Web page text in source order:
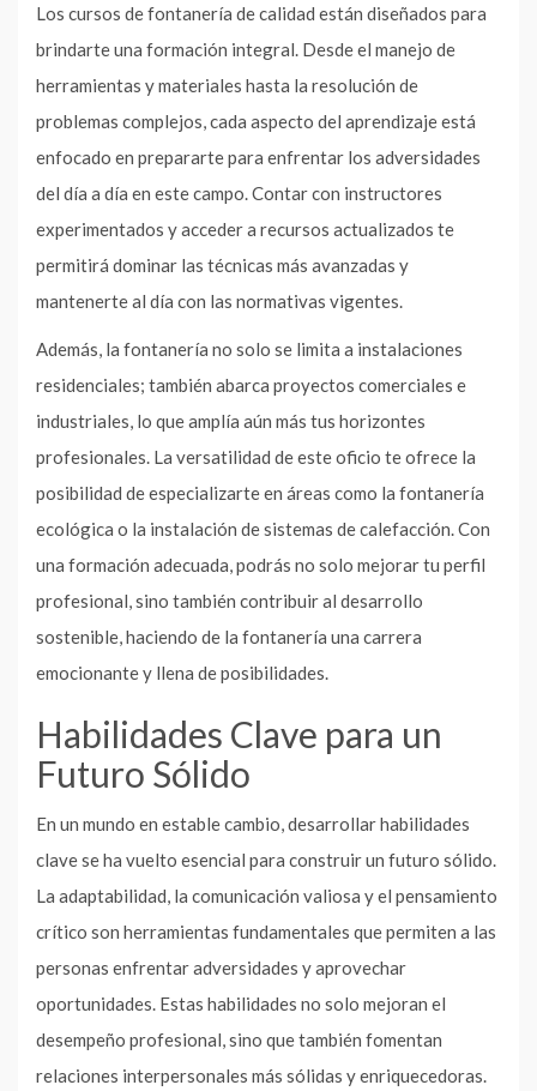
Los cursos de fontanería de calidad están diseñados para
brindarte una formación integral. Desde el manejo de
herramientas y materiales hasta la resolución de
problemas complejos, cada aspecto del aprendizaje está
enfocado en prepararte para enfrentar los adversidades
del día a día en este campo. Contar con instructores
experimentados y acceder a recursos actualizados te
permitirá dominar las técnicas más avanzadas y
mantenerte al día con las normativas vigentes.
Además, la fontanería no solo se limita a instalaciones
residenciales; también abarca proyectos comerciales e
industriales, lo que amplía aún más tus horizontes
profesionales. La versatilidad de este oficio te ofrece la
posibilidad de especializarte en áreas como la fontanería
ecológica o la instalación de sistemas de calefacción. Con
una formación adecuada, podrás no solo mejorar tu perfil
profesional, sino también contribuir al desarrollo
sostenible, haciendo de la fontanería una carrera
emocionante y llena de posibilidades.
Habilidades Clave para un
Futuro Sólido
En un mundo en estable cambio, desarrollar habilidades
clave se ha vuelto esencial para construir un futuro sólido.
La adaptabilidad, la comunicación valiosa y el pensamiento
crítico son herramientas fundamentales que permiten a las
personas enfrentar adversidades y aprovechar
oportunidades. Estas habilidades no solo mejoran el
desempeño profesional, sino que también fomentan
relaciones interpersonales más sólidas y enriquecedoras.